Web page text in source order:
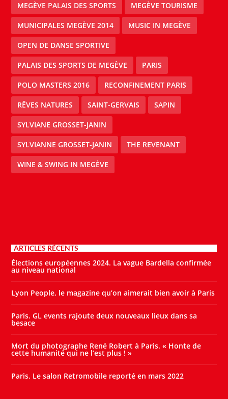
MEGÈVE PALAIS DES SPORTS MEGÈVE TOURISME
MUNICIPALES MEGÈVE 2014 MUSIC IN MEGÈVE
OPEN DE DANSE SPORTIVE
PALAIS DES SPORTS DE MEGÈVE PARIS
POLO MASTERS 2016 RECONFINEMENT PARIS
RÊVES NATURES SAINT-GERVAIS SAPIN
SYLVIANE GROSSET-JANIN
SYLVIANNE GROSSET-JANIN THE REVENANT
WINE & SWING IN MEGÈVE
ARTICLES RÉCENTS
Élections européennes 2024. La vague Bardella confirmée
au niveau national
Lyon People, le magazine qu’on aimerait bien avoir à Paris
Paris. GL events rajoute deux nouveaux lieux dans sa
besace
Mort du photographe René Robert à Paris. « Honte de
cette humanité qui ne l’est plus ! »
Paris. Le salon Retromobile reporté en mars 2022